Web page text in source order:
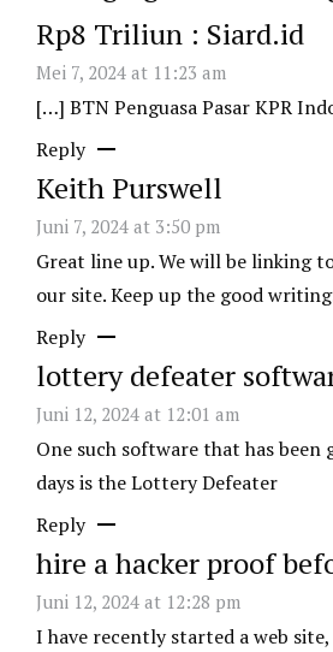
Rp8 Triliun : Siard.id
Mei 7, 2024 at 11:23 am
[…] BTN Penguasa Pasar KPR
Reply
Keith Purswell
Juni 7, 2024 at 3:50 pm
Great line up. We will be linking
our site. Keep up the good
Reply
lottery defeater
Juni 12, 2024 at 12:01 am
One such software that has been
days is the Lottery Defeater
Reply
hire a hacker proof
Juni 12, 2024 at 12:28 pm
I have recently started a web